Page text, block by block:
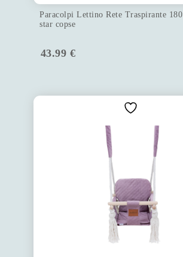
Paracolpi Lettino Rete Traspirante
star copse
43.99 €